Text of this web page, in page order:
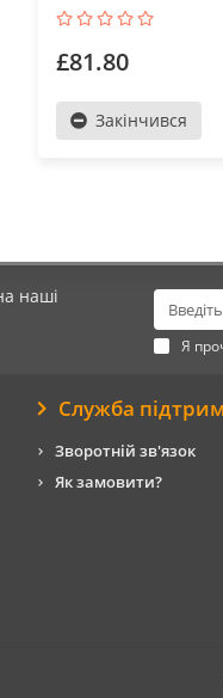
£81.80
Закінчився
наші
Я
Служба
Зворотній зв'язок
Як замовити?